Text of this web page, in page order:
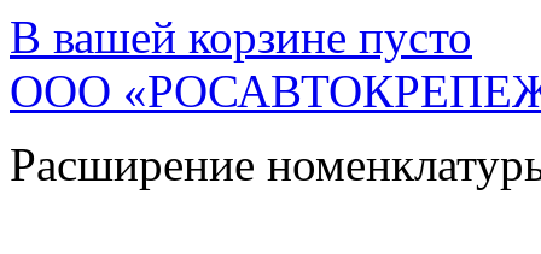
В вашей корзине пусто
ООО
Расширение